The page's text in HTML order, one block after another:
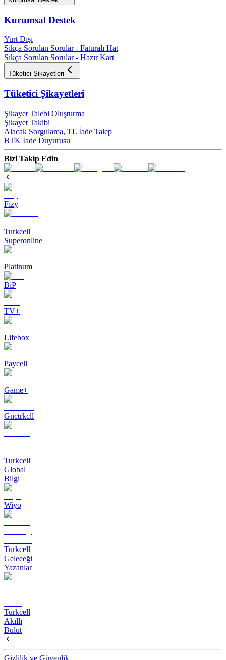
Kurumsal Destek
Yurt Dışı
Sıkça Sorulan Sorular - Faturalı Hat
Sıkça Sorulan Sorular - Hazır Kart
Tüketici Şikayetleri
Tüketici Şikayetleri
Şikayet Talebi Oluşturma
Şikayet Takibi
Alacak Sorgulama, TL İade Talep​
BTK İade Duyurusu
Bizi Takip Edin
Fizy
Turkcell
Superonline
Platinum
BiP
TV+
Lifebox
Paycell
Game+
Gnctrkcll
Turkcell
Global
Bilgi
Wiyo
Turkcell
Geleceği
Yazanlar
Turkcell
Akıllı
Bulut
Gizlilik ve Güvenlik